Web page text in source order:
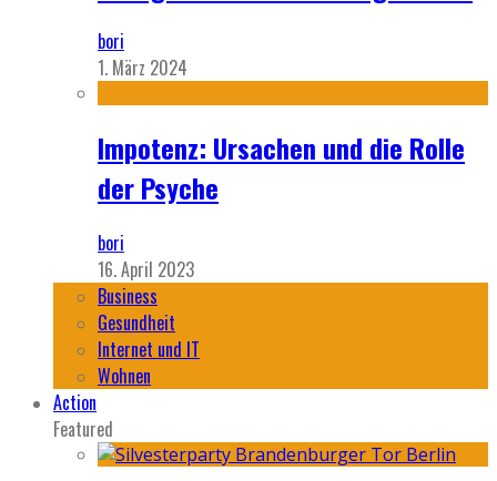
bori
1. März 2024
Impotenz: Ursachen und die Rolle
der Psyche
bori
16. April 2023
Business
Gesundheit
Internet und IT
Wohnen
Action
Featured